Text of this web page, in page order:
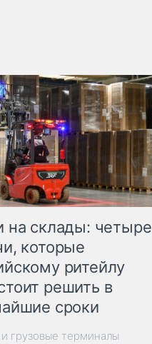
на склады: четыре
которые
ритейлу
решить в
сроки
грузовые терминалы